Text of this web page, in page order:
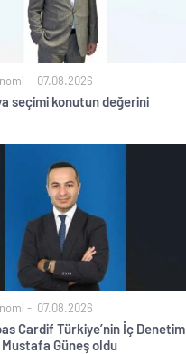
07.08.2026
seçimi konutun değerini
07.08.2026
Cardif Türkiye’nin İç Denetim
Güneş oldu